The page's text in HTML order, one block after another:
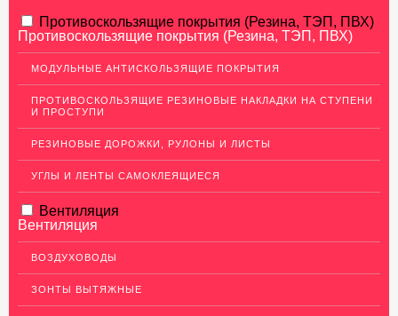
АЛЮМИНИЕВЫЙ ПРОКАТ
НЕРЖАВЕЮЩАЯ СТАЛЬ
МЕДНЫЙ ПРОКАТ
Медный лист (листовая медь)
Медная панель
Медный (круг) пруток
Шины медные
Крепеж из меди
Медные трубы
Противоскользящие покрытия (Резина, ТЭП, ПВХ)
Противоскользящие покрытия (Резина, ТЭП, ПВХ)
МОДУЛЬНЫЕ АНТИСКОЛЬЗЯЩИЕ ПОКРЫТИЯ
ПРОТИВОСКОЛЬЗЯЩИЕ РЕЗИНОВЫЕ НАКЛАДКИ НА СТУПЕНИ
И ПРОСТУПИ
РЕЗИНОВЫЕ ДОРОЖКИ, РУЛОНЫ И ЛИСТЫ
УГЛЫ И ЛЕНТЫ САМОКЛЕЯЩИЕСЯ
Вентиляция
Вентиляция
ВОЗДУХОВОДЫ
ЗОНТЫ ВЫТЯЖНЫЕ